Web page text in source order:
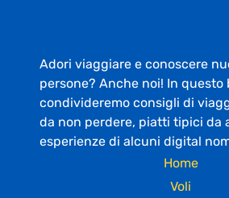
Adori viaggiare e conoscere
persone? Anche noi! In questo
condivideremo consigli di
da non perdere, piatti tipici da
esperienze di alcuni digital
Home
Voli